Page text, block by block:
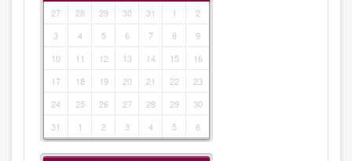
27 28 29 30 31 1
2
3
4 5 6 7 8
9
10
11 12 13 14 15
16
17
18 19 20 21 22
23
24
25 26 27 28 29
30
31
1 2 3 4 5 6